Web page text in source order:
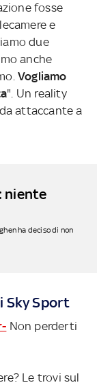
fosse
e
due
anche
Vogliamo
". Un reality
attaccante a
niente
ha deciso di non
Sky Sport
Non perderti
Le trovi sul